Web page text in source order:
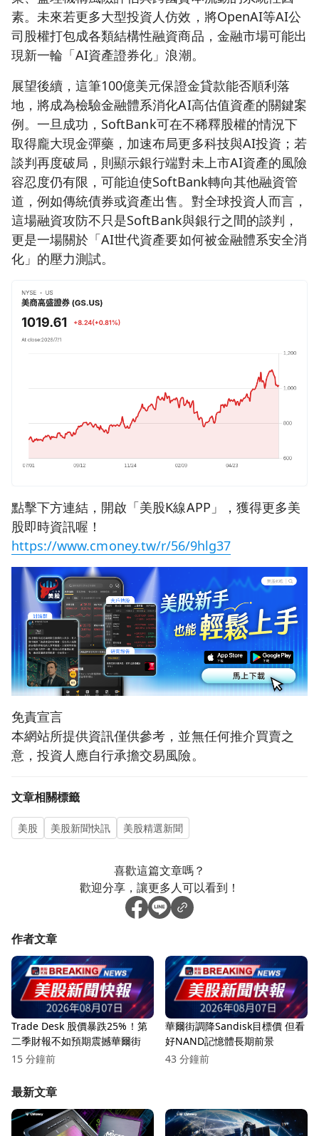
素。未來若更多大型投資人仿效，將OpenAI等AI公
司股權打包成各類結構性融資商品，金融市場可能出
現新一輪「AI資產證券化」浪潮。
展望後續，這筆100億美元保證金貸款能否順利落
地，將成為檢驗金融體系消化AI高估值資產的關鍵案
例。一旦成功，SoftBank可在不稀釋股權的情況下
取得龐大現金彈藥，加速布局更多科技與AI投資；若
談判再度破局，則顯示銀行端對未上市AI資產的風險
容忍度仍有限，可能迫使SoftBank轉向其他融資管
道，例如傳統債券或資產出售。對全球投資人而言，
這場融資攻防不只是SoftBank與銀行之間的談判，
更是一場關於「AI世代資產要如何被金融體系安全消
化」的壓力測試。
點擊下方連結，開啟「美股K線APP」，獲得更多美
股即時資訊喔！
https://www.cmoney.tw/r/56/9hlg37
免責宣言
本網站所提供資訊僅供參考，並無任何推介買賣之
意，投資人應自行承擔交易風險。
文章相關標籤
美股 美股新聞快訊 美股精選新聞
喜歡這篇文章嗎？
歡迎分享，讓更多人可以看到！
作者文章
Trade Desk 股價暴跌25%！第
二季財報不如預期震撼華爾街
15 分鐘前
華爾街調降Sandisk目標價 但看
好NAND記憶體長期前景
43 分鐘前
最新文章